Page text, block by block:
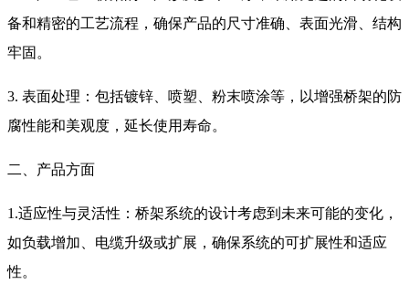
备和精密的工艺流程，确保产品的尺寸准确、表面光滑、结构
牢固。
3. 表面处理：包括镀锌、喷塑、粉末喷涂等，以增强桥架的防
腐性能和美观度，延长使用寿命。
二、产品方面
1.适应性与灵活性：桥架系统的设计考虑到未来可能的变化，
如负载增加、电缆升级或扩展，确保系统的可扩展性和适应
性。